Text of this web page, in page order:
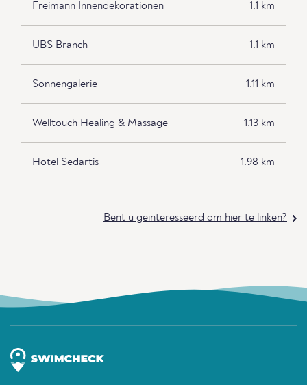
Freimann Innendekorationen 1.1 km
UBS Branch 1.1 km
Sonnengalerie 1.11 km
Welltouch Healing & Massage 1.13 km
Hotel Sedartis 1.98 km
Bent u geïnteresseerd om hier te linken?